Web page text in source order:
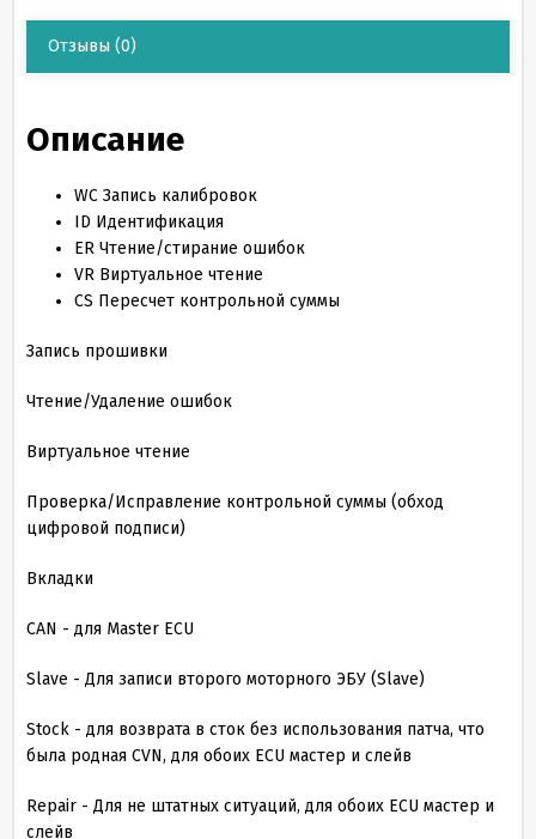
Отзывы (0)
Описание
WC Запись калибровок
ID Идентификация
ER Чтение/стирание ошибок
VR Виртуальное чтение
CS Пересчет контрольной суммы
Запись пр ошивки
Чтение/Удаление ошибок
Виртуальное чтение
Проверка/Исправление контрольной суммы (обход
цифровой подписи)
Вкладки
CAN - для Master ECU
Slave - Для записи второго моторного ЭБУ (Slave)
Stock - для возврата в сток без использования патча, что
была родная CVN, для обоих ECU мастер и слейв
Repair - Для не штатных ситуаций, для обоих ECU мастер и
слейв